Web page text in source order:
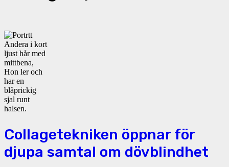
Collagetekniken öppnar för
djupa samtal om dövblindhet